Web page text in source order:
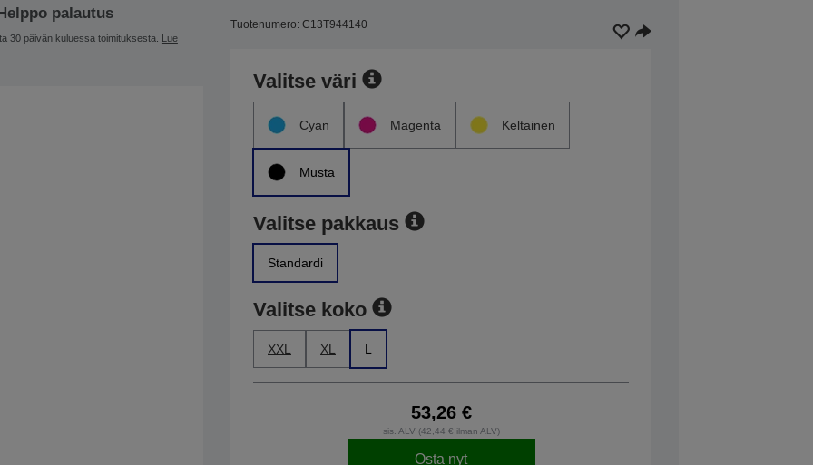
palautus
30 päivän kuluessa toimituksesta. Lue
Tuotenumero: C13T944140
Valitse väri
Cyan Magenta Keltainen
Musta
Valitse pakkaus
Standardi
Valitse koko
XXL XL L
53,26 €
sis. ALV (42,44 € ilman ALV)
Osta nyt